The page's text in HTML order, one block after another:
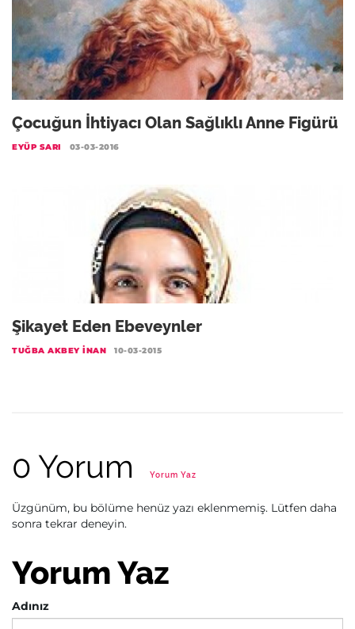
Çocuğun İhtiyacı Olan Sağlıklı Anne Figürü
EYÜP SARI 03-03-2016
Şikayet Eden Ebeveynler
TUĞBA AKBEY İNAN 10-03-2015
0 Yorum Yorum Yaz
Üzgünüm, bu bölüme henüz yazı eklenmemiş. Lütfen daha
sonra tekrar deneyin.
Yorum Yaz
Adınız